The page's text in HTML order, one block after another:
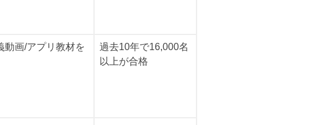
動画/アプリ教材を
過去10年で16,000名
以上が合格